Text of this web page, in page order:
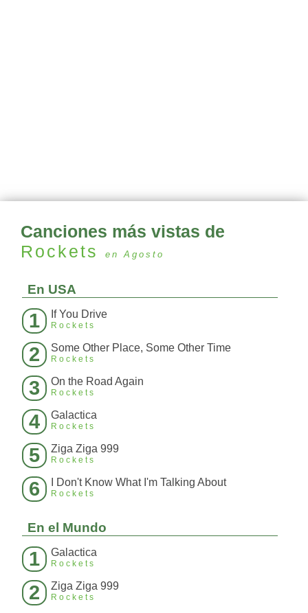
Canciones más vistas de
Rockets
en Agosto
En USA
1 If You Drive
Rockets
2 Some Other Place, Some Other Time
Rockets
3 On the Road Again
Rockets
4 Galactica
Rockets
5 Ziga Ziga 999
Rockets
6 I Don't Know What I'm Talking About
Rockets
En el Mundo
1 Galactica
Rockets
2 Ziga Ziga 999
Rockets